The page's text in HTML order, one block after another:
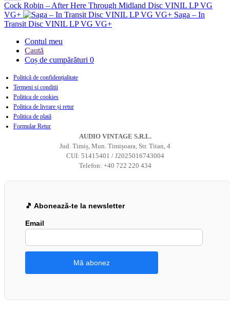
Cock Robin – After Here Through Midland Disc VINIL LP VG
VG+
Saga – In
Transit Disc VINIL LP VG VG+
Contul meu
Caută
Coș de cumpărături 0
Politică de confidențialitate
Termeni si conditii
Politica de cookies
Politica de livrare și retur
Politica de plată
Formular Retur
AUDIO VINTAGE S.R.L.
Jud. Timiș, Mun. Timișoara, Str. Titan, 4
CUI: 51415401 / J2025016743004
Telefon: +40 722 220 434
🎵 Abonează-te la newsletter
Email